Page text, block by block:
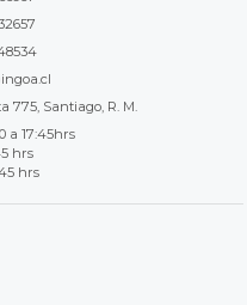
775, Santiago, R. M.
a 17:45hrs
hrs
hrs